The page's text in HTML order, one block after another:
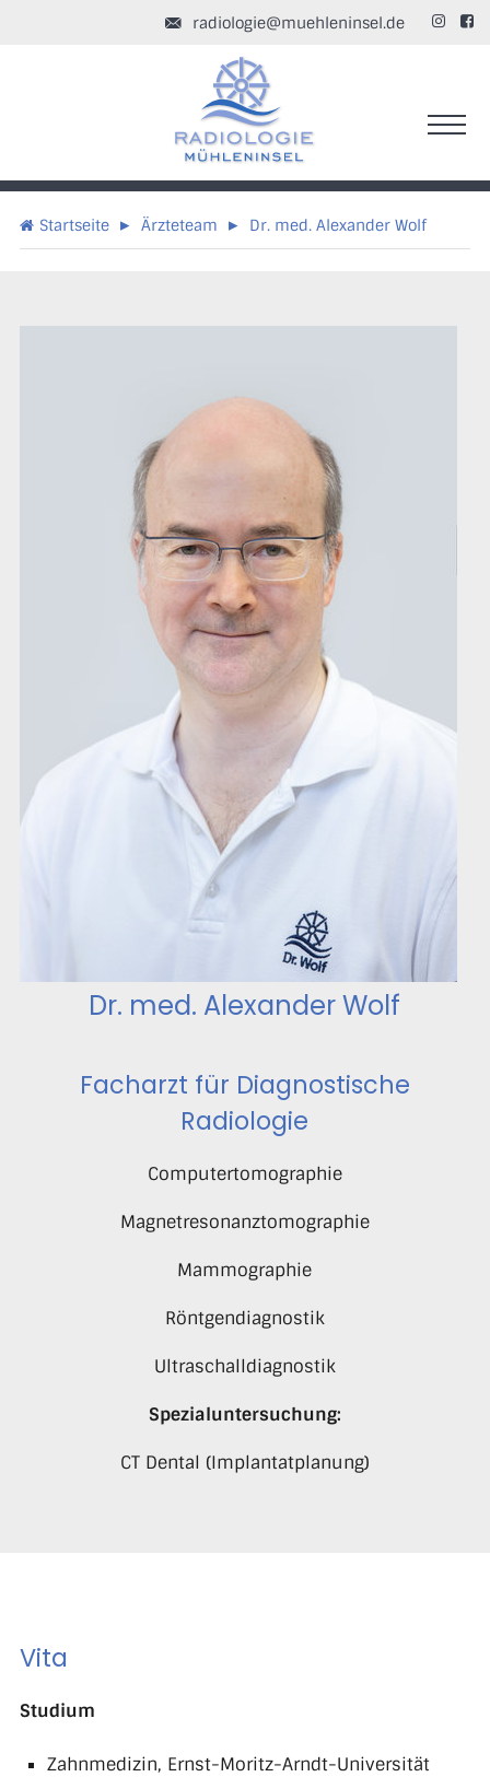
 
radiologie@muehleninsel.de
Startseite ▸ Ärzteteam ▸ Dr. med. Alexander Wolf
Dr. med. Alexander Wolf
Facharzt für Diagnostische
Radiologie
Computertomographie
Magnetresonanztomographie
Mammographie
Röntgendiagnostik
Ultraschalldiagnostik
Spezialuntersuchung:
CT Dental (Implantatplanung)
Vita
Studium
Zahnmedizin, Ernst-Moritz-Arndt-Universität